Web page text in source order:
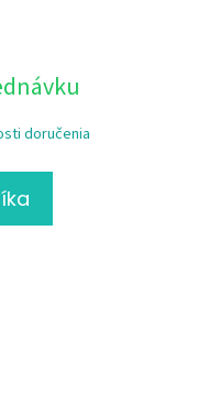
doručenia